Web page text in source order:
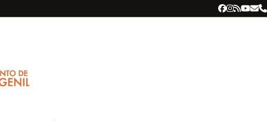
Facebook
RSS